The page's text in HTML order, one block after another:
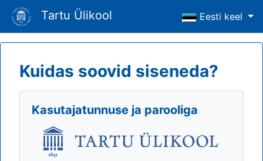
Tartu Ülikool Eesti keel
Kuidas soovid siseneda?
Kasutajatunnuse ja parooliga